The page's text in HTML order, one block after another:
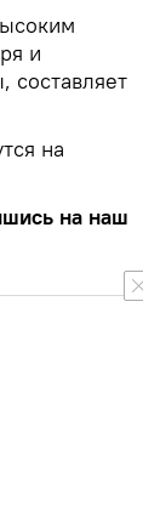
и
составляет
на
на наш